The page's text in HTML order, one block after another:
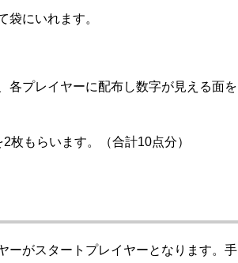
袋にいれます。
各プレイヤーに配布し数字が見える面を
枚もらいます。（合計10点分）
ーがスタートプレイヤーとなります。手